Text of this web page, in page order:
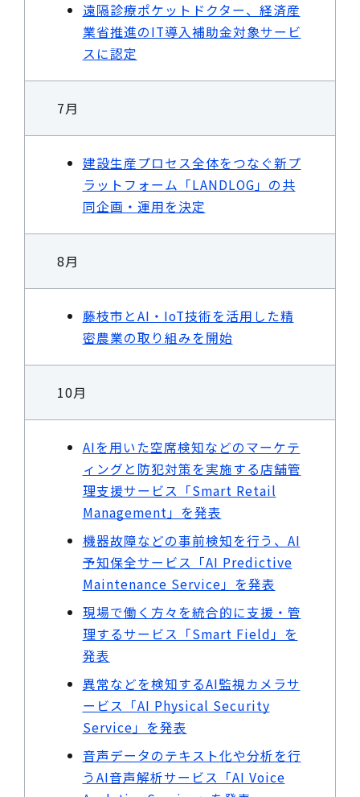
遠隔診療ポケットドクター、経済産
業省推進のIT導入補助金対象サービ
スに認定
7月
建設生産プロセス全体をつなぐ新プ
ラットフォーム「LANDLOG」の共
同企画・運用を決定
8月
藤枝市とAI・IoT技術を活用した精
密農業の取り組みを開始
10月
AIを用いた空席検知などのマーケテ
ィングと防犯対策を実施する店舗管
理支援サービス「Smart Retail
Management」を発表
機器故障などの事前検知を行う、AI
予知保全サービス「AI Predictive
Maintenance Service」を発表
現場で働く方々を統合的に支援・管
理するサービス「Smart Field」を
発表
異常などを検知するAI監視カメラサ
ービス「AI Physical Security
Service」を発表
音声データのテキスト化や分析を行
うAI音声解析サービス「AI Voice